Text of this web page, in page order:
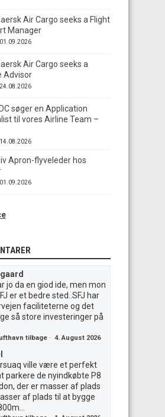
Air Cargo seeks a Flight
Manager
Air Cargo seeks a
Advisor
søger en Application
til vores Airline Team –
Apron-flyveleder hos
jo da en giod ide, men mon
er et bedre sted..SFJ har
faciliteterne og det
så store investeringer på
tilbage · 4. August 2026
ville være et perfekt
parkere de nyindkøbte P8
der er masser af plads
af plads til at bygge